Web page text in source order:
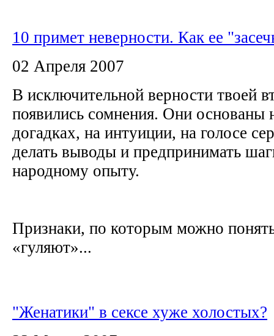
10 примет неверности. Как ее
02 Апреля 2007
В исключительной верности твоей
появились сомнения. Они основаны
догадках, на интуиции, на голосе
делать выводы и предпринимать
народному опыту.
Признаки, по которым можно
«гуляют»...
"Женатики" в сексе хуже холостых?